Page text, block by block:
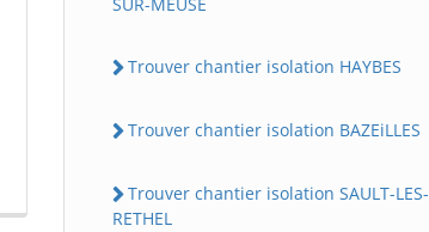
Trouver chantier isolation HAYBES
Trouver chantier isolation BAZEiLLES
Trouver chantier isolation SAULT-LES-
RETHEL